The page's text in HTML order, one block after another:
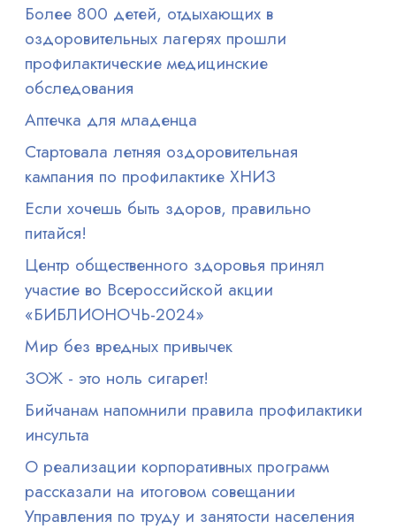
Более 800 детей, отдыхающих в
оздоровительных лагерях прошли
профилактические медицинские
обследования
Аптечка для младенца
Стартовала летняя оздоровительная
кампания по профилактике ХНИЗ
Если хочешь быть здоров, правильно
питайся!
Центр общественного здоровья принял
участие во Всероссийской акции
«БИБЛИОНОЧЬ-2024»
Мир без вредных привычек
ЗОЖ - это ноль сигарет!
Бийчанам напомнили правила профилактики
инсульта
О реализации корпоративных программ
рассказали на итоговом совещании
Управления по труду и занятости населения